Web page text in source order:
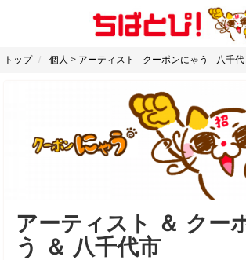
トップ 個人 > アーティスト - クーポンにゃう - 八千
アーティスト ＆ クー
う
＆ 八千代市